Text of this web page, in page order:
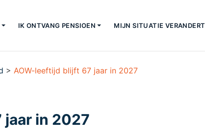
IK ONTVANG PENSIOEN MIJN SITUATIE VERANDERT
> AOW-leeftijd blijft 67 jaar in 2027
in 2027